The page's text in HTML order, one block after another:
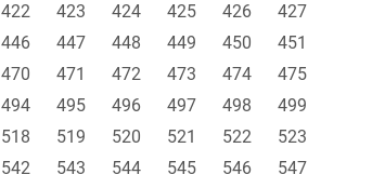
422 423 424 425 426
427
446 447 448 449 450
451
470 471 472 473 474
475
494 495 496 497 498
499
518 519 520 521 522
523
542 543 544 545 546
547